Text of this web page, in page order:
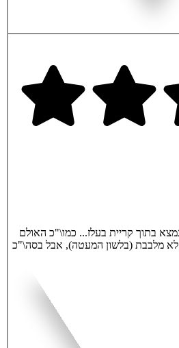
בתוך קריית בעלז... כמו\"כ האולם
לא מלבבת (בלשון המעטה), אבל בסה\"כ